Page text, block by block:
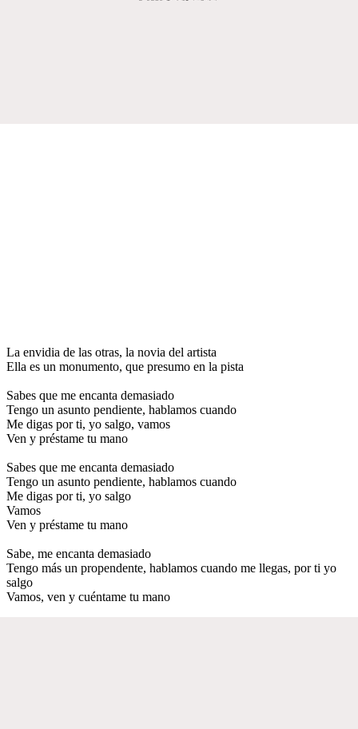
La envidia de las otras, la novia del artista
Ella es un monumento, que presumo en la pista
Sabes que me encanta demasiado
Tengo un asunto pendiente, hablamos cuando
Me digas por ti, yo salgo, vamos
Ven y préstame tu mano
Sabes que me encanta demasiado
Tengo un asunto pendiente, hablamos cuando
Me digas por ti, yo salgo
Vamos
Ven y préstame tu mano
Sabe, me encanta demasiado
Tengo más un propendente, hablamos cuando me llegas, por ti yo
salgo
Vamos, ven y cuéntame tu mano